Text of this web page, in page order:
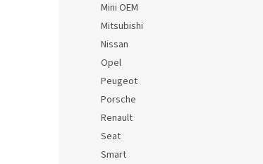
Mini OEM
Mitsubishi
Nissan
Opel
Peugeot
Porsche
Renault
Seat
Smart